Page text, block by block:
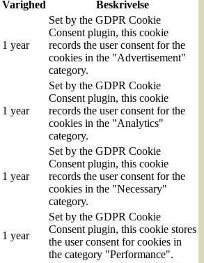
Varighed Beskrivelse
1 year
Set by the GDPR Cookie
Consent plugin, this cookie
records the user consent for the
cookies in the "Advertisement"
category.
1 year
Set by the GDPR Cookie
Consent plugin, this cookie
records the user consent for the
cookies in the "Analytics"
category.
1 year
Set by the GDPR Cookie
Consent plugin, this cookie
records the user consent for the
cookies in the "Necessary"
category.
1 year
Set by the GDPR Cookie
Consent plugin, this cookie stores
the user consent for cookies in
the category "Performance".